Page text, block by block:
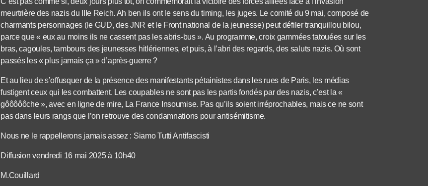
meurtrière des nazis du IIIe Reich. Ah ben ils ont le sens du timing, les juges. Le comité du 9 mai, composé de
charmants personnages (le GUD, des JNR et le Front national de la jeunesse) peut défiler tranquillou bilou,
parce que « eux au moins ils ne cassent pas les abris-bus ». Au programme, croix gammées tatouées sur les
bras, cagoules, tambours des jeunesses hitlériennes, et puis, à l’abri des regards, des saluts nazis. Où sont
passés les « plus jamais ça » d’après-guerre ?
Et au lieu de s’offusquer de la présence des manifestants pétainistes dans les rues de Paris, les médias
fustigent ceux qui les combattent. Les coupables ne sont pas les partis fondés par des nazis, c’est la «
gôôôôôche », avec en ligne de mire, La France Insoumise. Pas qu’ils soient irréprochables, mais ce ne sont
pas dans leurs rangs que l’on retrouve des condamnations pour antisémitisme.
Nous ne le rappellerons jamais assez : Siamo Tutti Antifascisti
Diffusion vendredi 16 mai 2025 à 10h40
M.Couillard